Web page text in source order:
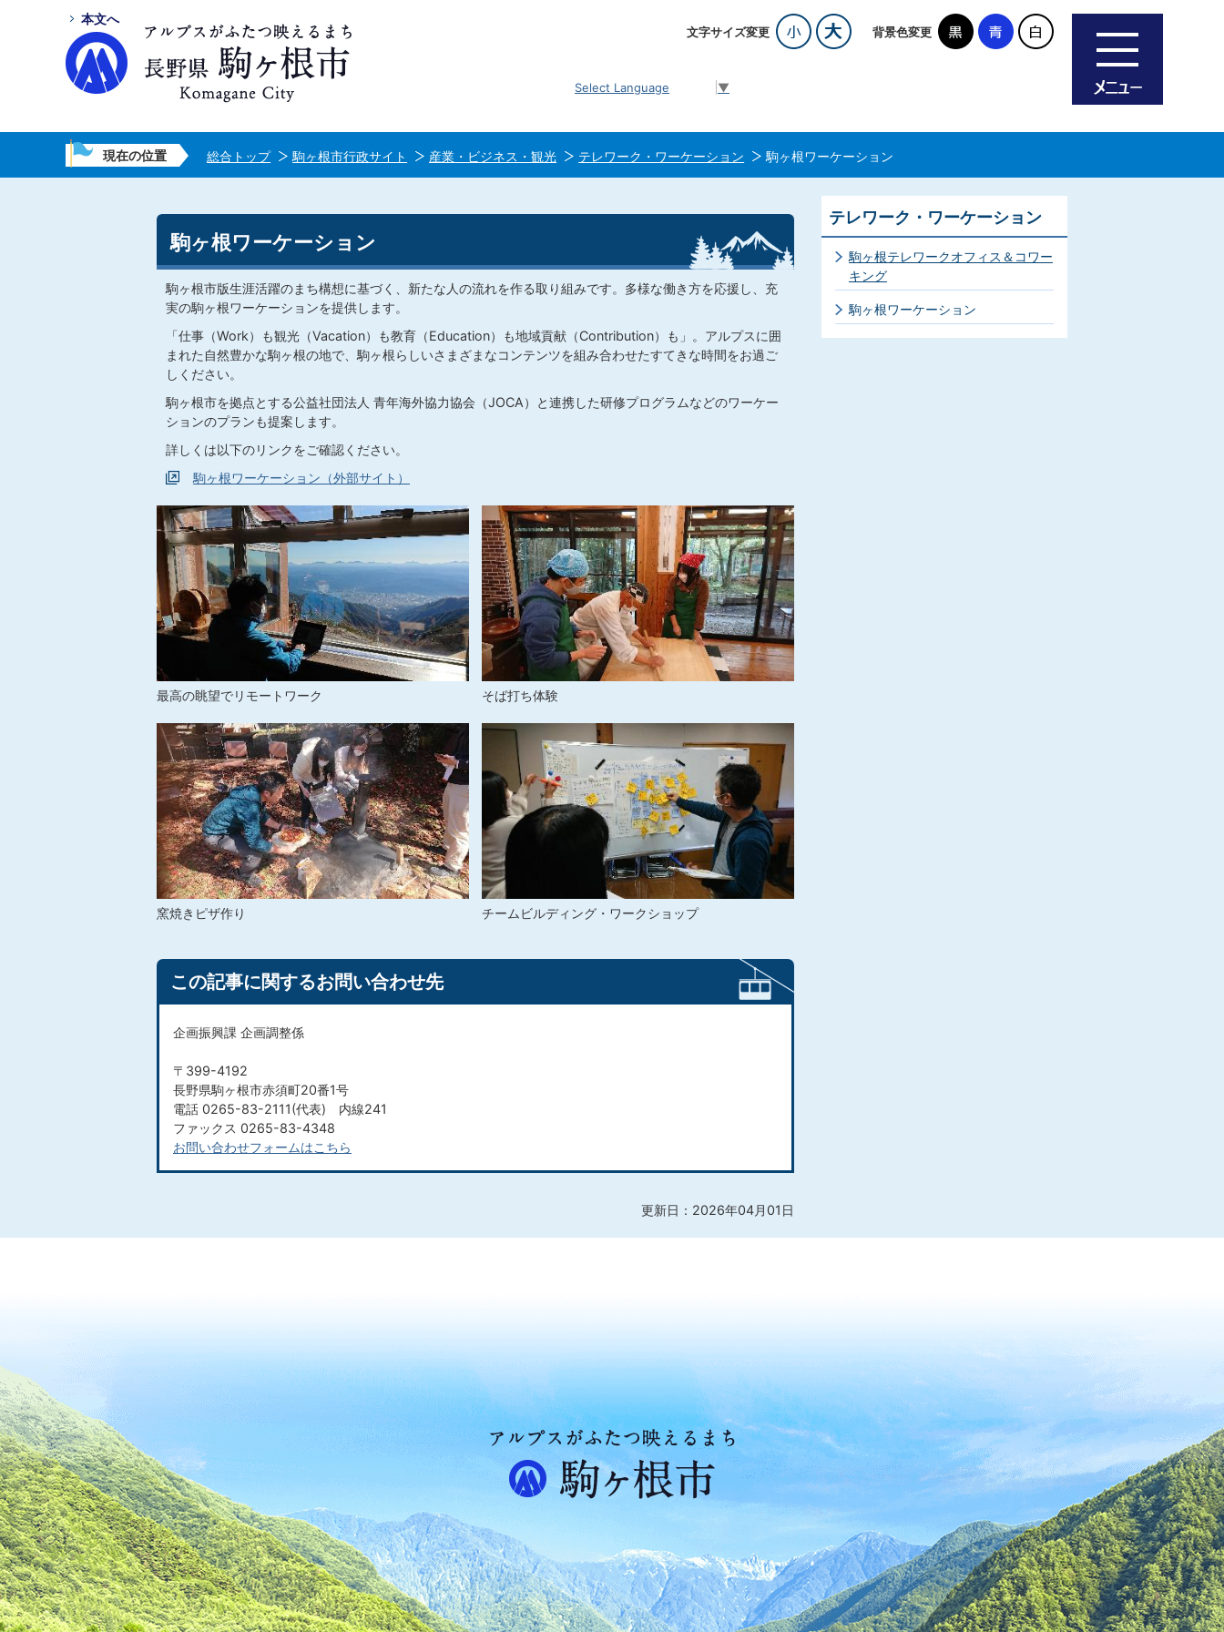
本文へ
文字サイズ変更 背景色変更
Select Language ▼
現在の位置 総合トップ 駒ヶ根市行政サイト 産業・ビジネス・観光 テレワーク・ワーケーション 駒ヶ根ワーケーション
駒ヶ根ワーケーション
駒ヶ根市版生涯活躍のまち構想に基づく、新たな人の流れを作る取り組みです。多様な働き方を応援し、充
実の駒ヶ根ワーケーションを提供します。
「仕事（Work）も観光（Vacation）も教育（Education）も地域貢献（Contribution）も」。アルプスに囲
まれた自然豊かな駒ヶ根の地で、駒ヶ根らしいさまざまなコンテンツを組み合わせたすてきな時間をお過ご
しください。
駒ヶ根市を拠点とする公益社団法人 青年海外協力協会（JOCA）と連携した研修プログラムなどのワーケー
ションのプランも提案します。
詳しくは以下のリンクをご確認ください。
駒ヶ根ワーケーション（外部サイト）
最高の眺望でリモートワーク そば打ち体験
窯焼きピザ作り チームビルディング・ワークショップ
この記事に関するお問い合わせ先
企画振興課 企画調整係
〒399-4192
長野県駒ヶ根市赤須町20番1号
電話 0265-83-2111(代表) 内線241
ファックス 0265-83-4348​​​​​​​
お問い合わせフォームはこちら
更新日：2026年04月01日
テレワーク・ワーケーション
駒ヶ根テレワークオフィス＆コワー
キング
駒ヶ根ワーケーション
ア
ル
た
つ
映
え
る
ま